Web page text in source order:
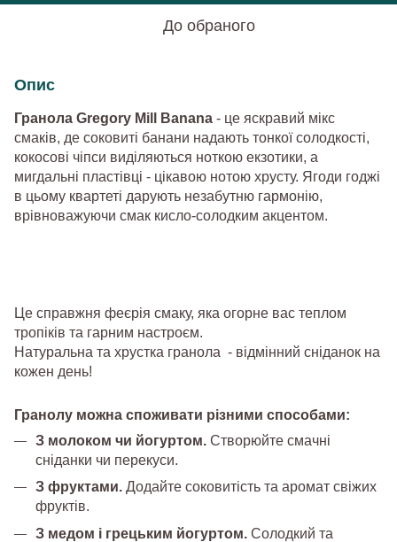
До обраного
Опис
Гранола Gregory Mill Banana - це яскравий мікс
смаків, де соковиті банани надають тонкої солодкості,
кокосові чіпси виділяються ноткою екзотики, а
мигдальні пластівці - цікавою нотою хрусту. Ягоди годжі
в цьому квартеті дарують незабутню гармонію,
врівноважуючи смак кисло-солодким акцентом.
Це справжня феєрія смаку, яка огорне вас теплом
тропіків та гарним настроєм.
Натуральна та хрустка гранола - відмінний сніданок на
кожен день!
Гранолу можна споживати різними способами:
З молоком чи йогуртом. Створюйте смачні
сніданки чи перекуси.
З фруктами. Додайте соковитість та аромат свіжих
фруктів.
З медом і грецьким йогуртом. Солодкий та